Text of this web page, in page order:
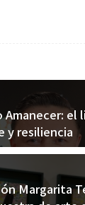
Amanecer: el
y resiliencia
Margarita